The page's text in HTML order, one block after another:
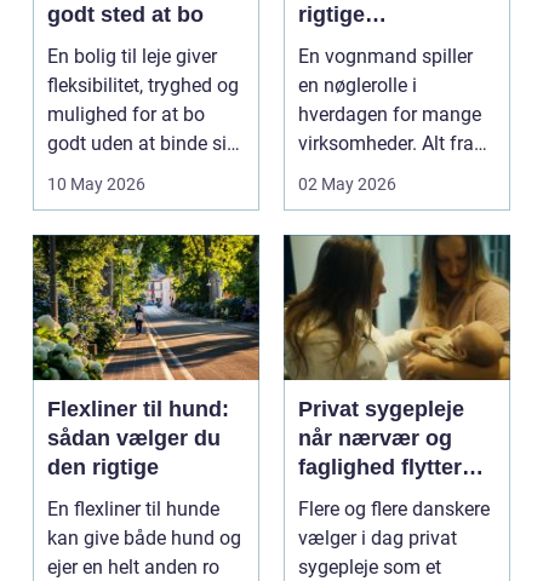
godt sted at bo
En bolig til leje giver
fleksibilitet, tryghed og
mulighed for at bo
godt uden at binde sig
ø...
10 May 2026
rigtige
samarbejdspartner
En vognmand spiller
en nøglerolle i
hverdagen for mange
virksomheder. Alt fra
byggematerialer...
02 May 2026
Flexliner til hund:
sådan vælger du
den rigtige
En flexliner til hunde
kan give både hund og
ejer en helt anden ro
Privat sygepleje
når nærvær og
faglighed flytter
hjem i stuen
Flere og flere danskere
vælger i dag privat
sygepleje som et